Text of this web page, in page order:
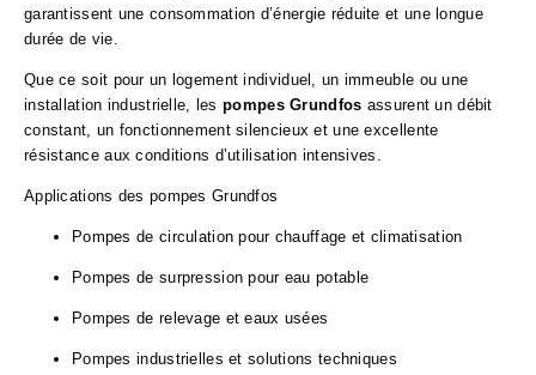
garantissent une consommation d’énergie réduite et une longue
durée de vie.
Que ce soit pour un logement individuel, un immeuble ou une
installation industrielle, lespompes Grundfos assurent un débit
constant, un fonctionnement silencieux et une excellente
résistance aux conditions d’utilisation intensives.
Applications des pompes Grundfos
Pompes de circulation pour chauffage et climatisation
Pompes de surpression pour eau potable
Pompes de relevage et eaux usées
Pompes industrielles et solutions techniques